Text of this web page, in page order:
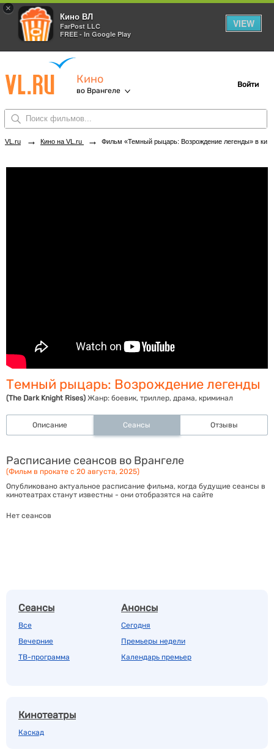
×
Кино ВЛ
FarPost LLC
FREE - In Google Play
VIEW
Кино
во Врангеле
Войти
VL.ru → Кино на VL.ru → Фильм «Темный рыцарь: Возрождение легенды» в кинотеатрах Врангеля. Купить билеты!
Темный рыцарь: Возрождение легенды
(The Dark Knight Rises) Жанр: боевик, триллер, драма, криминал
Описание Сеансы Отзывы
Расписание сеансов во Врангеле
(Фильм в прокате с 20 августа, 2025)
Опубликовано актуальное расписание фильма, когда будущие сеансы в
кинотеатрах станут известны - они отобразятся на сайте
Нет сеансов
Сеансы
Все
Вечерние
ТВ-программа
Анонсы
Сегодня
Премьеры недели
Календарь премьер
Кинотеатры
Каскад